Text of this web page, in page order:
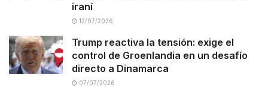
iraní
12/07/2026
Trump reactiva la tensión: exige el
control de Groenlandia en un desafío
directo a Dinamarca
07/07/2026